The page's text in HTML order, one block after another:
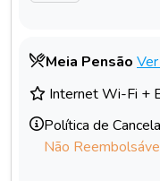
Meia Pensão
Internet Wi-Fi +
Política de
Não